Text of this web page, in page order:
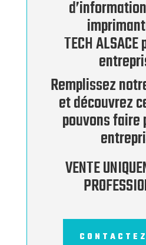
TECH
Remplissez
et découvrez
pouvons faire
VENTE